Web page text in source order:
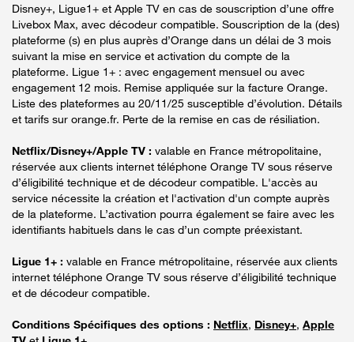
Disney+, Ligue1+ et Apple TV en cas de souscription d’une offre
Livebox Max, avec décodeur compatible. Souscription de la (des)
plateforme (s) en plus auprès d’Orange dans un délai de 3 mois
suivant la mise en service et activation du compte de la
plateforme. Ligue 1+ : avec engagement mensuel ou avec
engagement 12 mois. Remise appliquée sur la facture Orange.
Liste des plateformes au 20/11/25 susceptible d’évolution. Détails
et tarifs sur orange.fr. Perte de la remise en cas de résiliation.
Netflix/Disney+/Apple TV : valable en France métropolitaine,
réservée aux clients internet téléphone Orange TV sous réserve
d’éligibilité technique et de décodeur compatible. L'accès au
service nécessite la création et l'activation d'un compte auprès
de la plateforme. L’activation pourra également se faire avec les
identifiants habituels dans le cas d’un compte préexistant.
Ligue 1+ : valable en France métropolitaine, réservée aux clients
internet téléphone Orange TV sous réserve d’éligibilité technique
et de décodeur compatible.
Conditions Spécifiques des options : Netflix, Disney+, Apple